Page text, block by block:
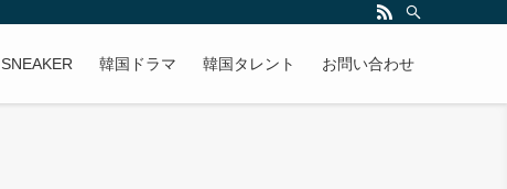
SNEAKER 韓国ドラマ 韓国タレント お問い合わせ